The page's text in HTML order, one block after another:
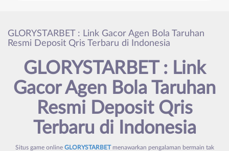
GLORYSTARBET : Link Gacor Agen Bola Taruhan
Resmi Deposit Qris Terbaru di Indonesia
GLORYSTARBET : Link
Gacor Agen Bola Taruhan
Resmi Deposit Qris
Terbaru di Indonesia
Situs game online GLORYSTARBETmenawarkan pengalaman bermain tak